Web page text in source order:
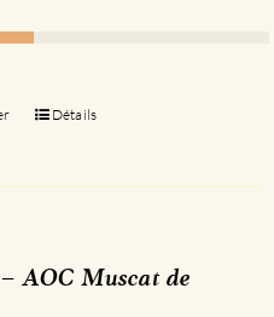
Détails
AOC Muscat de